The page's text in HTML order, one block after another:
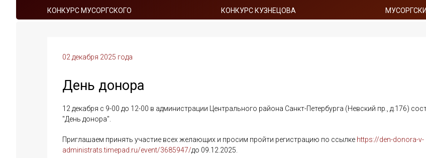
КОНКУРС МУСОРГСКОГО КОНКУРС КУЗНЕЦОВА
02 декабря 2025 года
День донора
12 декабря с 9-00 до 12-00 в администрации Центрального района Санкт-Петербурга (Невский пр., д.176)
"День донора".
Приглашаем принять участие всех желающих и просим пройти регистрацию по ссылке https://den-donora-v-
administrats.timepad.ru/event/3685947/до 09.12.2025.